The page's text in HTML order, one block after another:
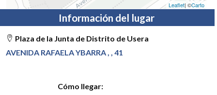
Leaflet| ©Carto
Información del lugar
Plaza de la Junta de Distrito de Usera
AVENIDA RAFAELA YBARRA , , 41
Cómo llegar: